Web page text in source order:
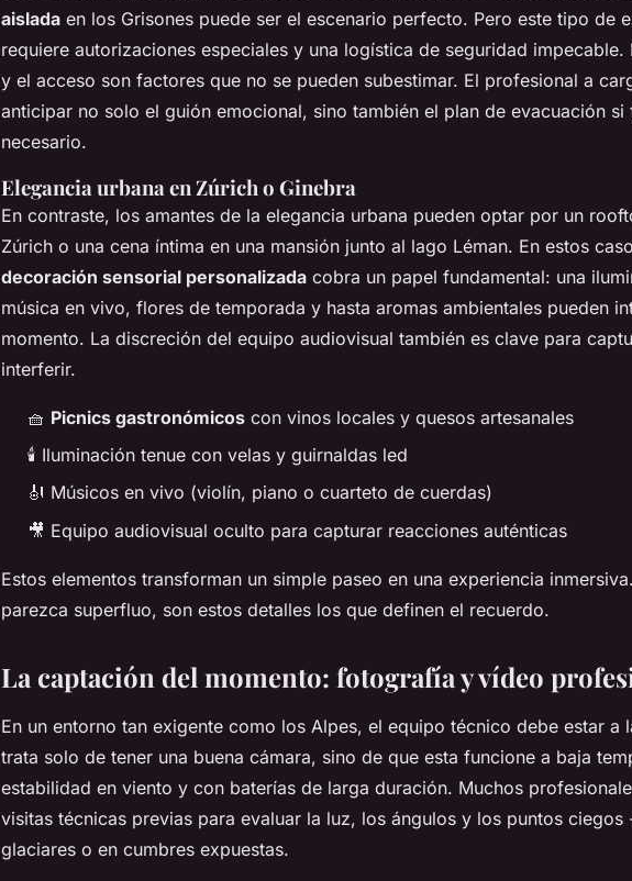
aislada en los Grisones puede ser el escenario perfecto. Pero este tipo de
requiere autorizaciones especiales y una logística de seguridad
y el acceso son factores que no se pueden subestimar. El profesional a
anticipar no solo el guión emocional, sino también el plan de evacuación si
necesario.
Elegancia urbana en Zúrich o Ginebra
En contraste, los amantes de la elegancia urbana pueden optar por un
Zúrich o una cena íntima en una mansión junto al lago Léman. En estos
decoración sensorial personalizada cobra un papel fundamental: una
música en vivo, flores de temporada y hasta aromas ambientales pueden
momento. La discreción del equipo audiovisual también es clave para
interferir.
🧺 Picnics gastronómicos con vinos locales y quesos artesanales
🕯️ Iluminación tenue con velas y guirnaldas led
🎻 Músicos en vivo (violín, piano o cuarteto de cuerdas)
🎥 Equipo audiovisual oculto para capturar reacciones auténticas
Estos elementos transforman un simple paseo en una experiencia
parezca superfluo, son estos detalles los que definen el recuerdo.
La captación del momento: fotografía y vídeo
En un entorno tan exigente como los Alpes, el equipo técnico debe estar a
trata solo de tener una buena cámara, sino de que esta funcione a baja
estabilidad en viento y con baterías de larga duración. Muchos
visitas técnicas previas para evaluar la luz, los ángulos y los puntos
glaciares o en cumbres expuestas.